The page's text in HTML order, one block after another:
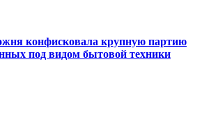
конфисковала крупную партию
под видом бытовой техники